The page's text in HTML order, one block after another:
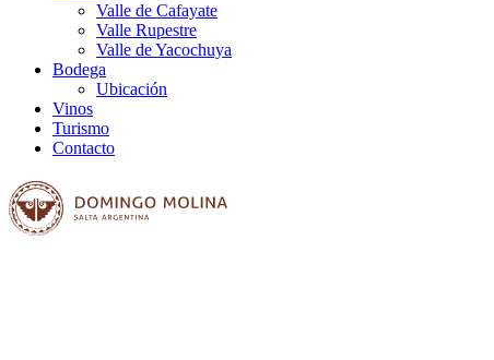
Valle de Cafayate
Valle Rupestre
Valle de Yacochuya
Bodega
Ubicación
Vinos
Turismo
Contacto